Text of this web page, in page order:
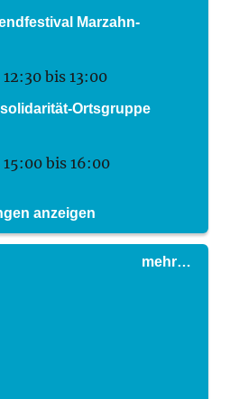
Marzahn-
bis13:00
Ortsgruppe
bis16:00
anzeigen
mehr…